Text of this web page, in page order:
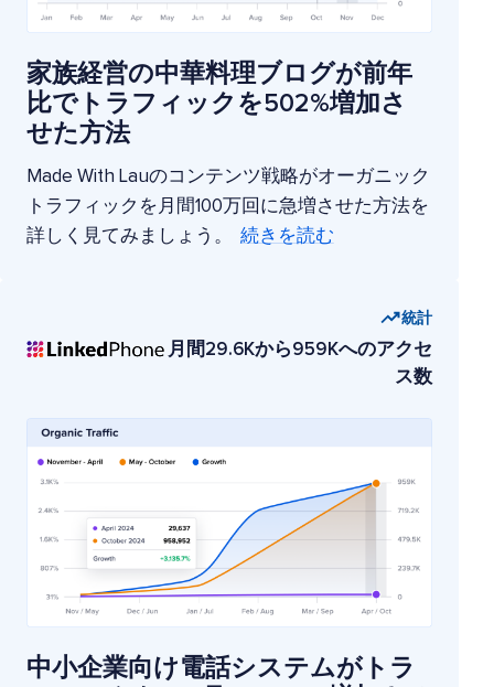
家族経営の中華料理ブログが前年
比でトラフィックを502%増加さ
せた方法
Made With Lauのコンテンツ戦略がオーガニック
トラフィックを月間100万回に急増させた方法を
詳しく見てみましょう。
続きを読む
統計
月間29.6Kから959Kへのアクセ
ス数
中小企業向け電話システムがトラ